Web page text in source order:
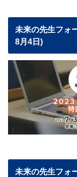
未来の先生フォ
8月4日)
未来の先生フォ